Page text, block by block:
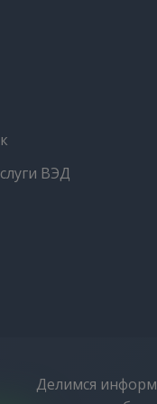
ВЭД
Делимся